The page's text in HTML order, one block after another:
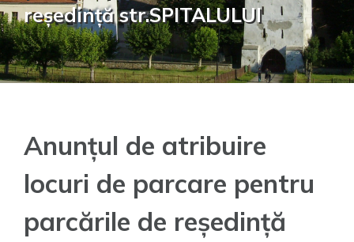
reședință str.SPITALULUI
Anunțul de atribuire
locuri de parcare pentru
parcările de reședință